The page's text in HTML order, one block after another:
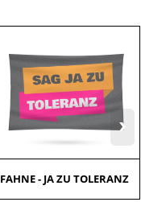
›
FAHNE - JA ZU TOLERANZ